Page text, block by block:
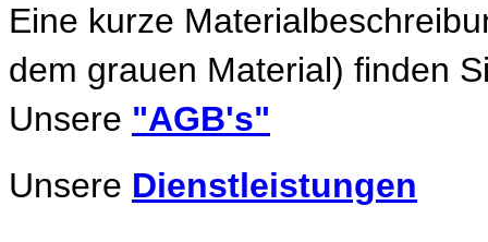
Eine kurze
dem grauen Material) finden
Unsere "AGB's"
Unsere Dienstleistungen